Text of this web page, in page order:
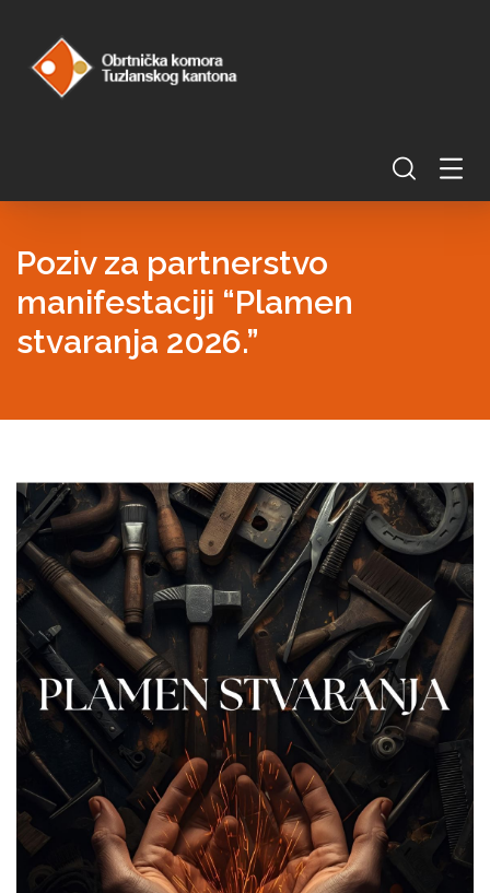
Poziv za partnerstvo
manifestaciji “Plamen
stvaranja 2026.”